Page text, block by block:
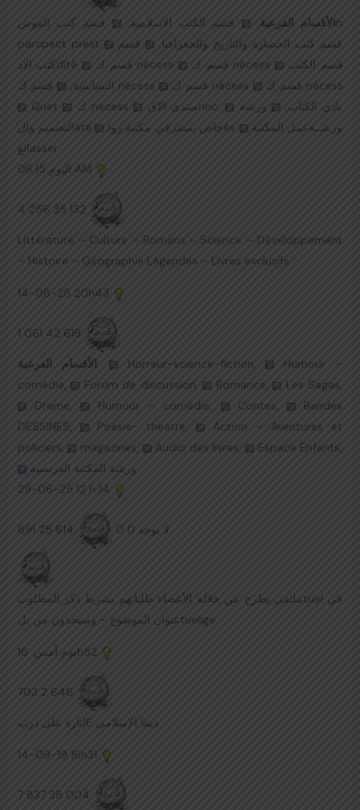
الأقسام الفرعية: قسم الكتب الاسلامية,
قسم كتب الموسn
parcpect prest
قسم كتب الحضارة والتاريخ والجغرافيا,
قسم
كتب الادdité
قسم ك nécess قسم ك nécess
السياسية,
قسم ك nécess قسم ك nécess
قسم ك nécess
Quet
ك nécess منتدى الاقrinc. نادي الكتاب,
ورشة
التصميم والâte
خاص بمشرفي مكتبة رواès
ورشــةعمل المكتبة
العasser
اليوم
06:15 AM
4 256 35 132
Littérature – Culture – Romans – Science – Développement
– Histoire – Géographie Légendes – Livres exclusifs
14-08-25 20h43
1 061 42 619
الأقسام الفرعية : Horreur-science-fiction,
Humour –
comédie,
Forum de discussion, Romance,
Les Sagas,
Drame,
Humour – comédie, Contes,
Bandes
DESSINES,
Poésie- theatre,
Action – Aventures et
policiers,
magazines, Audio des livres,
Espace Enfants,
ورشة المكتبة الفرنسية
29-06-25 12 h 14
891 25 814 لا يوجد 0 0
ملتقى يطرح من خلاله الأعضاء طلباتهم بشرط ذكر المطلوبtuel في
عنوان الموضوع – وسيجدون من يلtuelige.
يوم أمس.16h52
703 2 646
14-09-19 16h31
7 837 38 004